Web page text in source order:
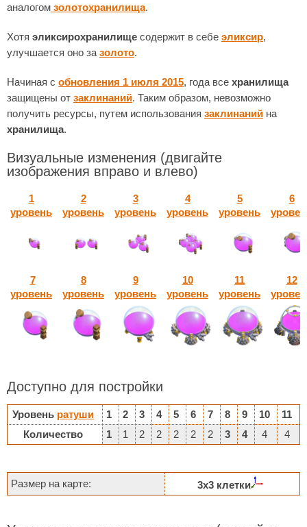
аналогом золотохранилища.
Хотя эликсирохранилище содержит в себе эликсир,
улучшается оно за золото.
Начиная с обновления 1 июля 2015, года все хранилища
защищены от заклинаний. Таким образом, невозможно
получить ресурсы, путем использования заклинаний на
хранилища.
Визуальные изменения (двигайте
изображения вправо и влево)
1
уровень
2
уровень
3
уровень
4
уровень
5
уровень
6
7
уровень
8
уровень
9
уровень
10
уровень
11
уровень
12
Доступно для постройки
Уровень ратуши 1 2 3 4 5 6 7 8 9 10
11
Количество
1 1 2 2 2 2 2 3 4 4 4
Размер на карте: 3х3 клетки